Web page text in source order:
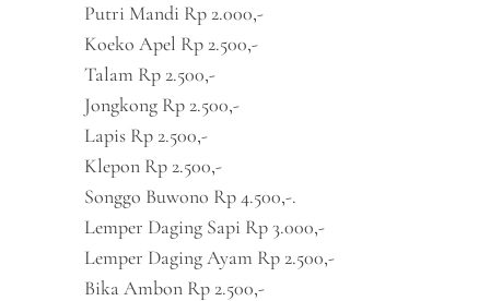
Putri Mandi Rp 2.000,-
Koeko Apel Rp 2.500,-
Talam Rp 2.500,-
Jongkong Rp 2.500,-
Lapis Rp 2.500,-
Klepon Rp 2.500,-
Songgo Buwono Rp 4.500,-.
Lemper Daging Sapi Rp 3.000,-
Lemper Daging Ayam Rp 2.500,-
Bika Ambon Rp 2.500,-